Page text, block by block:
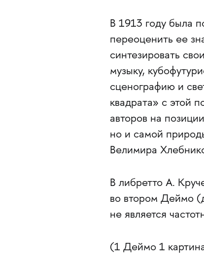
В 1913 году была
переоценить ее
синтезировать
музыку,
сценографию и
квадрата» с этой
авторов на
но и самой
Велимира
В либретто А.
во втором Деймо
не является
(1 Деймо 1